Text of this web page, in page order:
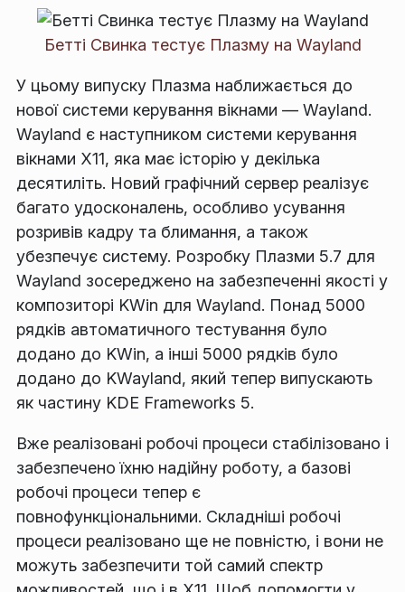
Бетті Свинка тестує Плазму на Wayland
У цьому випуску Плазма наближається до
нової системи керування вікнами — Wayland.
Wayland є наступником системи керування
вікнами X11, яка має історію у декілька
десятиліть. Новий графічний сервер реалізує
багато удосконалень, особливо усування
розривів кадру та блимання, а також
убезпечує систему. Розробку Плазми 5.7 для
Wayland зосереджено на забезпеченні якості у
композиторі KWin для Wayland. Понад 5000
рядків автоматичного тестування було
додано до KWin, а інші 5000 рядків було
додано до KWayland, який тепер випускають
як частину KDE Frameworks 5.
Вже реалізовані робочі процеси стабілізовано і
забезпечено їхню надійну роботу, а базові
робочі процеси тепер є
повнофункціональними. Складніші робочі
процеси реалізовано ще не повністю, і вони не
можуть забезпечити той самий спектр